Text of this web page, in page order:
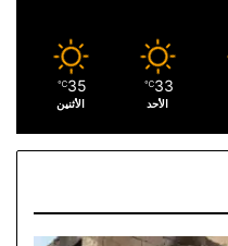
33
℃
الأحد
35
℃
الأثنين